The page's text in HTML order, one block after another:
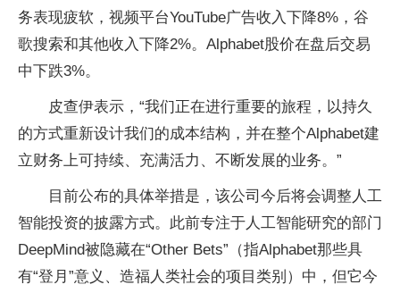
务表现疲软，视频平台YouTube广告收入下降8%，谷
歌搜索和其他收入下降2%。Alphabet股价在盘后交易
中下跌3%。
皮查伊表示，“我们正在进行重要的旅程，以持久
的方式重新设计我们的成本结构，并在整个Alphabet建
立财务上可持续、充满活力、不断发展的业务。”
目前公布的具体举措是，该公司今后将会调整人工
智能投资的披露方式。此前专注于人工智能研究的部门
DeepMind被隐藏在“Other Bets”（指Alphabet那些具
有“登月”意义、造福人类社会的项目类别）中，但它今